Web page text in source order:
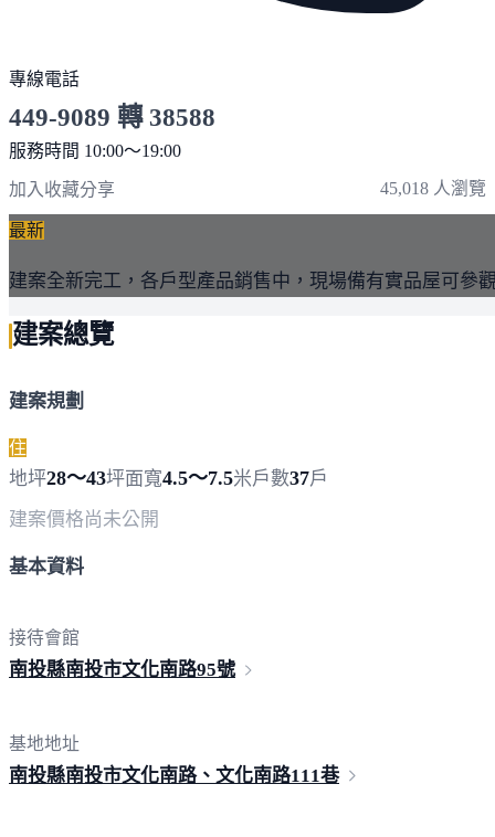
專線電話
449-9089 轉 38588
服務時間 10:00～19:00
加入收藏分享 45,018 人瀏覽
最新
建案全新完工，各戶型產品銷售中，現場備有實品屋可參
建案總覽
建案規劃
住
地坪28～43坪面寬4.5～7.5米戶數37戶
建案價格尚未公開
基本資料
接待會館
南投縣南投市文化南路95號
基地地址
南投縣南投市文化南路、文化南路111巷